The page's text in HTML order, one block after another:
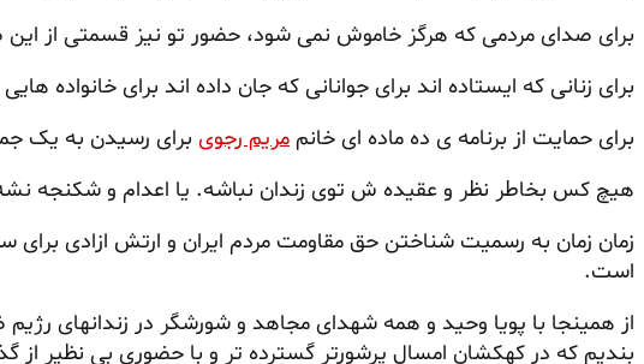
برای صدای مردمی که هرگز خاموش نمی شود، حضور تو نیز قسمتی از
برای زنانی که ایستاده اند برای جوانانی که جان داده اند برای خانواده
برای حمایت از برنامه ی ده ماده ای خانم مریم رجوی برای رسیدن به یک
هیچ کس بخاطر نظر و عقیده ‌ش توی زندان نباشه. یا اعدام و شکنجه
زمان زمان به رسمیت شناختن حق مقاومت مردم ایران و ارتش ازادی برای
است.
از همینجا با پویا وحید و همه شهدای مجاهد و شورشگر در زندانهای
بندیم که در کهکشان امسال پرشورتر گسترده تر و با حضوری بی نظیر از